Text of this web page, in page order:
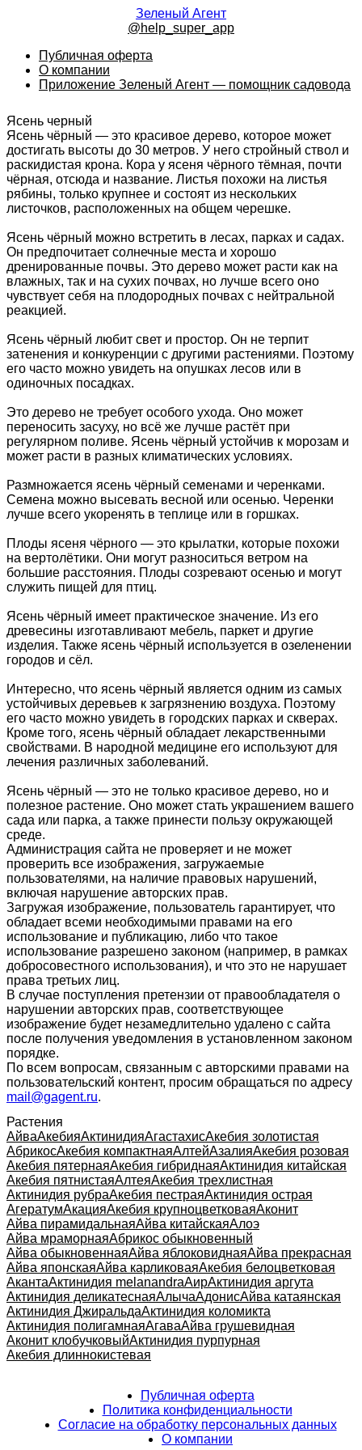
Зеленый Агент
@help_super_app
Публичная оферта
О компании
Приложение Зеленый Агент — помощник садовода
Ясень черный
Ясень чёрный — это красивое дерево, которое может
достигать высоты до 30 метров. У него стройный ствол и
раскидистая крона. Кора у ясеня чёрного тёмная, почти
чёрная, отсюда и название. Листья похожи на листья
рябины, только крупнее и состоят из нескольких
листочков, расположенных на общем черешке.
Ясень чёрный можно встретить в лесах, парках и садах.
Он предпочитает солнечные места и хорошо
дренированные почвы. Это дерево может расти как на
влажных, так и на сухих почвах, но лучше всего оно
чувствует себя на плодородных почвах с нейтральной
реакцией.
Ясень чёрный любит свет и простор. Он не терпит
затенения и конкуренции с другими растениями. Поэтому
его часто можно увидеть на опушках лесов или в
одиночных посадках.
Это дерево не требует особого ухода. Оно может
переносить засуху, но всё же лучше растёт при
регулярном поливе. Ясень чёрный устойчив к морозам и
может расти в разных климатических условиях.
Размножается ясень чёрный семенами и черенками.
Семена можно высевать весной или осенью. Черенки
лучше всего укоренять в теплице или в горшках.
Плоды ясеня чёрного — это крылатки, которые похожи
на вертолётики. Они могут разноситься ветром на
большие расстояния. Плоды созревают осенью и могут
служить пищей для птиц.
Ясень чёрный имеет практическое значение. Из его
древесины изготавливают мебель, паркет и другие
изделия. Также ясень чёрный используется в озеленении
городов и сёл.
Интересно, что ясень чёрный является одним из самых
устойчивых деревьев к загрязнению воздуха. Поэтому
его часто можно увидеть в городских парках и скверах.
Кроме того, ясень чёрный обладает лекарственными
свойствами. В народной медицине его используют для
лечения различных заболеваний.
Ясень чёрный — это не только красивое дерево, но и
полезное растение. Оно может стать украшением вашего
сада или парка, а также принести пользу окружающей
среде.
Администрация сайта не проверяет и не может
проверить все изображения, загружаемые
пользователями, на наличие правовых нарушений,
включая нарушение авторских прав.
Загружая изображение, пользователь гарантирует, что
обладает всеми необходимыми правами на его
использование и публикацию, либо что такое
использование разрешено законом (например, в рамках
добросовестного использования), и что это не нарушает
права третьих лиц.
В случае поступления претензии от правообладателя о
нарушении авторских прав, соответствующее
изображение будет незамедлительно удалено с сайта
после получения уведомления в установленном законом
порядке.
По всем вопросам, связанным с авторскими правами на
пользовательский контент, просим обращаться по адресу
mail@gagent.ru.
Растения
АйваАкебияАктинидияАгастахисАкебия золотистая
АбрикосАкебия компактнаяАлтейАзалияАкебия розовая
Акебия пятернаяАкебия гибриднаяАктинидия китайская
Акебия пятнистаяАлтеяАкебия трехлистная
Актинидия рубраАкебия пестраяАктинидия острая
АгератумАкацияАкебия крупноцветковаяАконит
Айва пирамидальнаяАйва китайскаяАлоэ
Айва мраморнаяАбрикос обыкновенный
Айва обыкновеннаяАйва яблоковиднаяАйва прекрасная
Айва японскаяАйва карликоваяАкебия белоцветковая
АкантаАктинидия melanandraАирАктинидия аргута
Актинидия деликатеснаяАлычаАдонисАйва катаянская
Актинидия ДжиральдаАктинидия коломикта
Актинидия полигамнаяАгаваАйва грушевидная
Аконит клобучковыйАктинидия пурпурная
Акебия длиннокистевая
Публичная оферта
Политика конфиденциальности
Согласие на обработку персональных данных
О компании